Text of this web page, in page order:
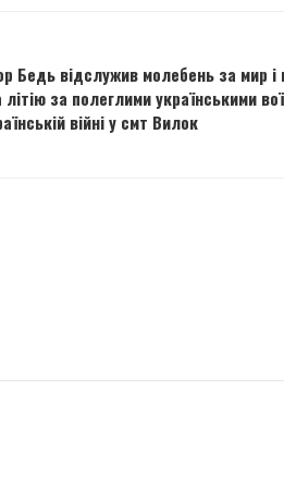
Бедь відслужив молебень за мир і
за полеглими українськими
війні у смт Вилок